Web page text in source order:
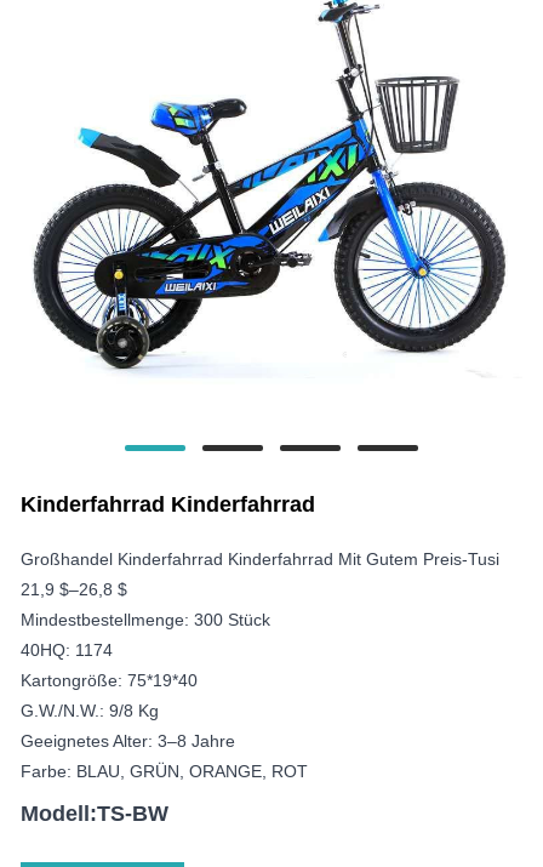
Kinderfahrrad Kinderfahrrad
Großhandel Kinderfahrrad Kinderfahrrad Mit Gutem Preis-Tusi
21,9 $–26,8 $
Mindestbestellmenge: 300 Stück
40HQ: 1174
Kartongröße: 75*19*40
G.W./N.W.: 9/8 Kg
Geeignetes Alter: 3–8 Jahre
Farbe: BLAU, GRÜN, ORANGE, ROT
Modell:TS-BW